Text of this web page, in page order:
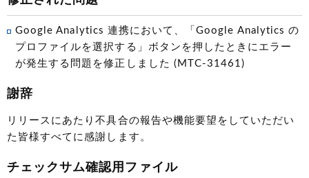
Google Analytics 連携において、「Google Analytics の
プロファイルを選択する」ボタンを押したときにエラー
が発生する問題を修正しました (MTC-31461)
謝辞
リリースにあたり不具合の報告や機能要望をしていただい
た皆様すべてに感謝します。
チェックサム確認用ファイル